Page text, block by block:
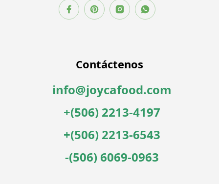
Contáctenos
info@joycafood.com
+(506) 2213-4197
+(506) 2213-6543
-(506) 6069-0963